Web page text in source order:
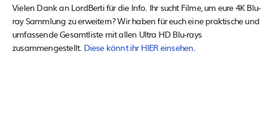
Vielen Dank an LordBerti für die Info. Ihr sucht Filme, um eure 4K Blu-
ray Sammlung zu erweitern? Wir haben für euch eine praktische und
umfassende Gesamtliste mit allen Ultra HD Blu-rays
zusammengestellt. Diese könnt ihr HIER einsehen